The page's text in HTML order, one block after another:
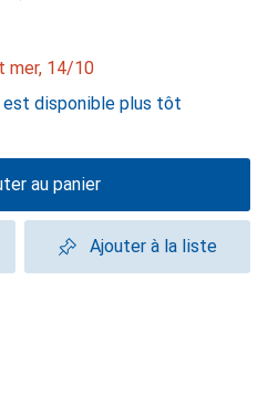
mer, 14/10
disponible plus tôt
au panier
Ajouter à la liste